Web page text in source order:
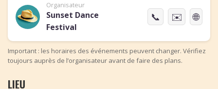
Organisateur
Sunset Dance
Festival
📞 ✉️ 🌐
Important : les horaires des événements peuvent changer. Vérifiez
toujours auprès de l’organisateur avant de faire des plans.
LIEU